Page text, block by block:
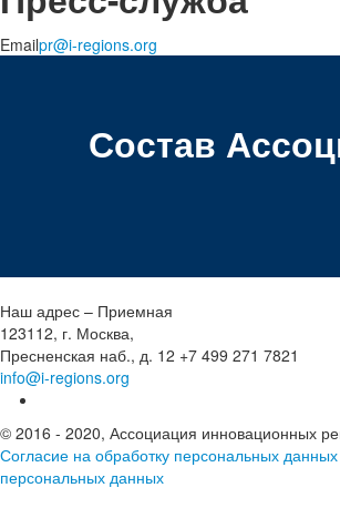
Emailpr@i-regions.org
Состав
Наш адрес – Приемная
123112, г. Москва,
Пресненская наб., д. 12 +7 499 271 7821
info@i-regions.org
© 2016 - 2020, Ассоциация инновационных
Согласие на обработку персональных данных
персональных данных